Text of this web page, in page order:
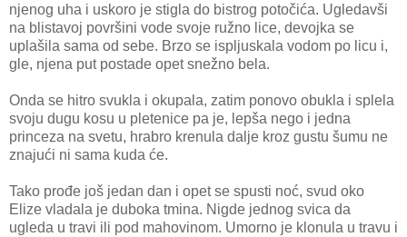
njenog uha i uskoro je stigla do bistrog potočića. Ugledavši
na blistavoj površini vode svoje ružno lice, devojka se
uplašila sama od sebe. Brzo se ispljuskala vodom po licu i,
gle, njena put postade opet snežno bela.
Onda se hitro svukla i okupala, zatim ponovo obukla i splela
svoju dugu kosu u pletenice pa je, lepša nego i jedna
princeza na svetu, hrabro krenula dalje kroz gustu šumu ne
znajući ni sama kuda će.
Tako prođe još jedan dan i opet se spusti noć, svud oko
Elize vladala je duboka tmina. Nigde jednog svica da
ugleda u travi ili pod mahovinom. Umorno je klonula u travu i